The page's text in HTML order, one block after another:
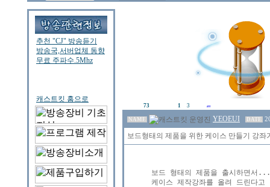
73 1 3
NAME YEOEUI DATE
보드형태의 제품을 위한 케이스 만들기 강좌
보드 형태의 제품을 출시하면서
케이스 제작강좌를 올려 드린다